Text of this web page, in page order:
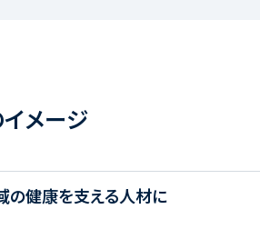
メージ
の健康を支える人材に